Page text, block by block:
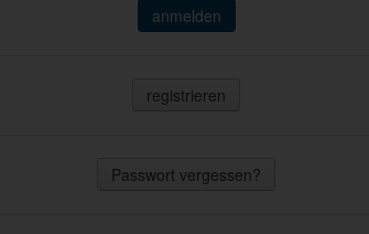
anmelden
registrieren
Passwort vergessen?